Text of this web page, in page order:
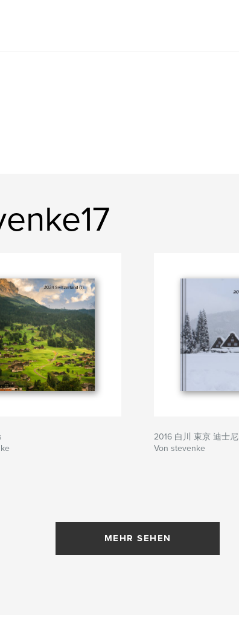
2016 白川 東京 迪士尼
Von stevenke
MEHR SEHEN